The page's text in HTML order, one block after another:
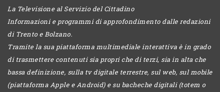
La Televisione al Servizio del Cittadino
Informazioni e programmi di approfondimento dalle redazioni
di Trento e Bolzano.
Tramite la sua piattaforma multimediale interattiva è in grado
di trasmettere contenuti sia propri che di terzi, sia in alta che
bassa definizione, sulla tv digitale terrestre, sul web, sul mobile
(piattaforma Apple e Android) e su bacheche digitali (totem o